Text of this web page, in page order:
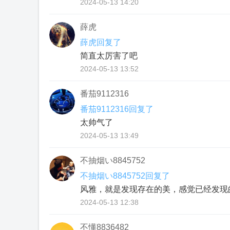
2024-05-13 14:20
薛虎
薛虎回复了
简直太厉害了吧
2024-05-13 13:52
番茄9112316
番茄9112316回复了
太帅气了
2024-05-13 13:49
不抽烟い8845752
不抽烟い8845752回复了
风雅，就是发现存在的美，感觉已经发现
2024-05-13 12:38
不懂8836482